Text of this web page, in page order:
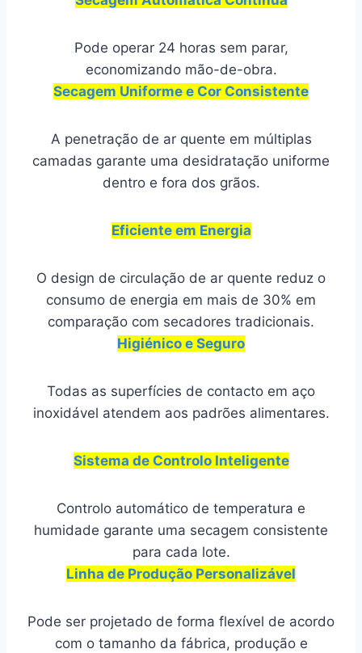
Pode operar 24 horas sem parar,
economizando mão-de-obra.
Secagem Uniforme e Cor Consistente
A penetração de ar quente em múltiplas
camadas garante uma desidratação uniforme
dentro e fora dos grãos.
Eficiente em Energia
O design de circulação de ar quente reduz o
consumo de energia em mais de 30% em
comparação com secadores tradicionais.
Higiénico e Seguro
Todas as superfícies de contacto em aço
inoxidável atendem aos padrões alimentares.
Sistema de Controlo Inteligente
Controlo automático de temperatura e
humidade garante uma secagem consistente
para cada lote.
Linha de Produção Personalizável
Pode ser projetado de forma flexível de acordo
com o tamanho da fábrica, produção e